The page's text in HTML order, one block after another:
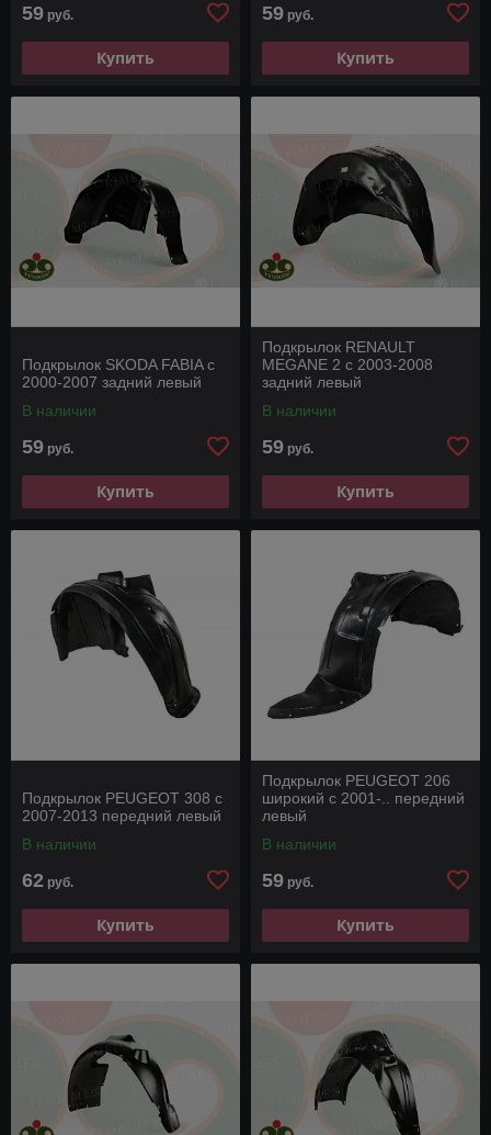
59 руб.
Купить
59 руб.
Купить
Подкрылок SKODA FABIA с
2000-2007 задний левый
В наличии
59 руб.
Купить
Подкрылок RENAULT
MEGANE 2 с 2003-2008
задний левый
В наличии
59 руб.
Купить
Подкрылок PEUGEOT 308 с
2007-2013 передний левый
В наличии
62 руб.
Купить
Подкрылок PEUGEOT 206
широкий с 2001-.. передний
левый
В наличии
59 руб.
Купить